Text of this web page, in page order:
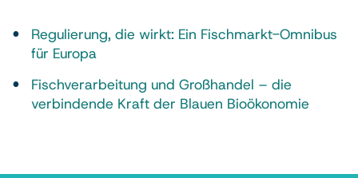
Regulierung, die wirkt: Ein Fischmarkt-Omnibus
für Europa
Fischverarbeitung und Großhandel – die
verbindende Kraft der Blauen Bioökonomie